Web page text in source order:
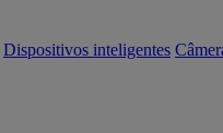
Dispositivos inteligentes